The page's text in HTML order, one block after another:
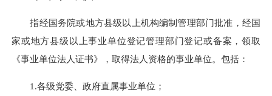
指经国务院或地方县级以上机构编制管理部门批准，经国
家或地方县级以上事业单位登记管理部门登记或备案，领取
《事业单位法人证书》，取得法人资格的事业单位。包括：
1.各级党委、政府直属事业单位；